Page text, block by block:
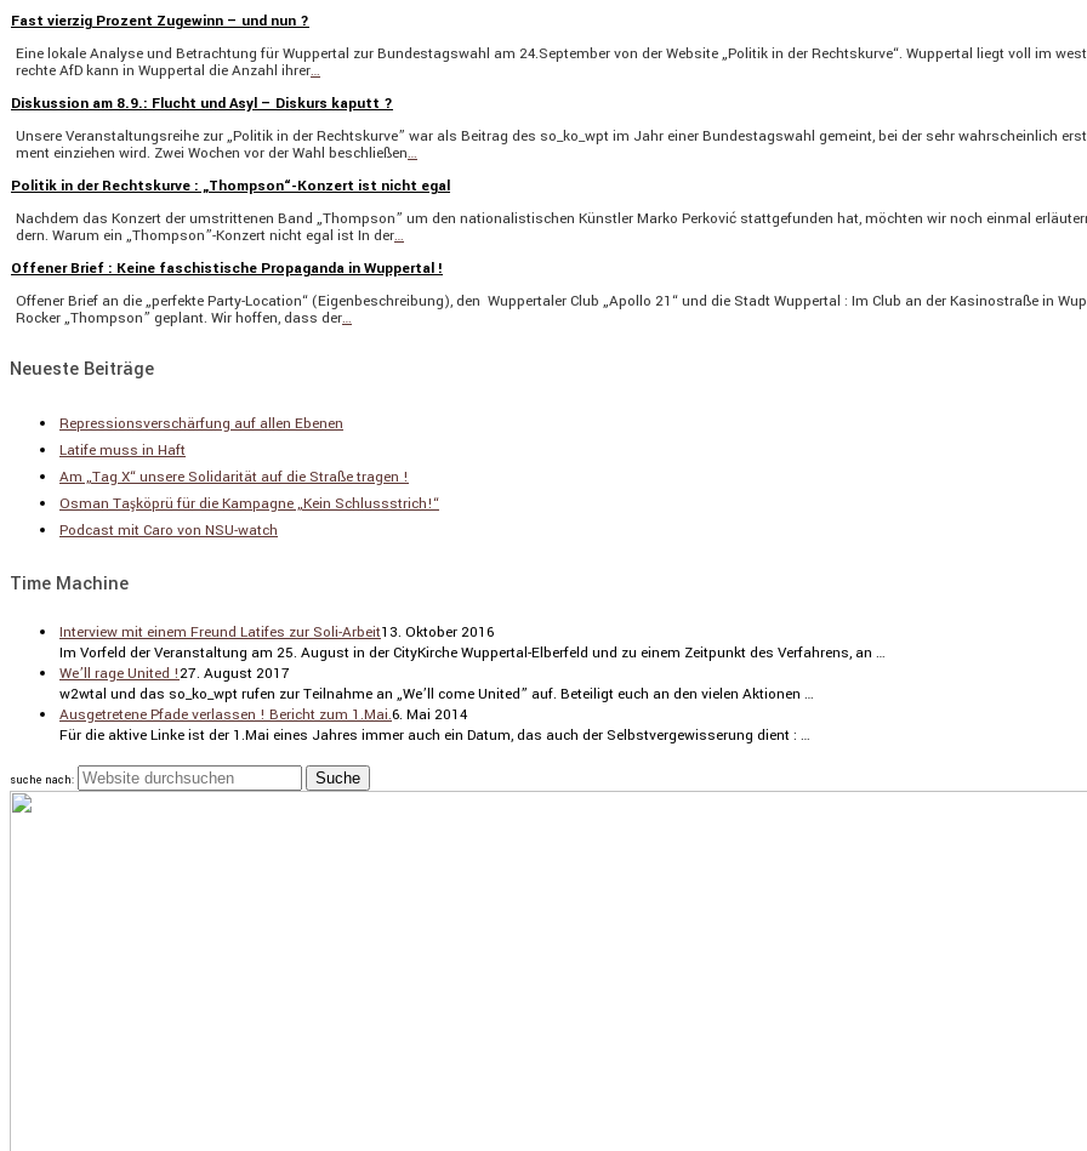
Fast vierzig Prozent Zugewinn – und nun ?
Eine lokale Analyse und Betrach­tung für Wuppertal zur Bundes­tags­wahl am 24.September von der Website „Politik in der Rechts­kurve“. Wuppertal liegt voll im
rechte AfD kann in Wuppertal die Anzahl ihrer…
Diskussion am 8.9.: Flucht und Asyl – Diskurs kaputt ?
Unsere Veran­stal­tungs­reihe zur „Politik in der Rechts­kurve” war als Beitrag des so_ko_wpt im Jahr einer Bundes­tags­wahl gemeint, bei der sehr wahrschein­lich
ment einziehen wird. Zwei Wochen vor der Wahl beschließen…
Politik in der Rechtskurve : „Thompson“-Konzert ist nicht egal
Nachdem das Konzert der umstrit­tenen Band „Thompson” um den natio­na­lis­ti­schen Künstler Marko Perković statt­ge­funden hat, möchten wir noch einmal
dern. Warum ein „Thompson”-Konzert nicht egal ist In der…
Offener Brief : Keine faschistische Propaganda in Wuppertal !
Offener Brief an die „perfekte Party-Location“ (Eigen­be­schrei­bung), den Wupper­taler Club „Apollo 21“ und die Stadt Wuppertal : Im Club an der Kasino­straße in
Rocker „Thompson” geplant. Wir hoffen, dass der…
Neueste Beiträge
Repressionsverschärfung auf allen Ebenen
Latife muss in Haft
Am „Tag X“ unsere Solidarität auf die Straße tragen !
Osman Taşköprü für die Kampagne „Kein Schlussstrich!“
Podcast mit Caro von NSU-watch
Time Machine
Interview mit einem Freund Latifes zur Soli-Arbeit13. Oktober 2016
Im Vorfeld der Veran­stal­tung am 25. August in der CityKirche Wuppertal-Elber­feld und zu einem Zeitpunkt des Verfah­rens, an …
We’ll rage United !27. August 2017
w2wtal und das so_ko_wpt rufen zur Teilnahme an „We’ll come United” auf. Betei­ligt euch an den vielen Aktionen …
Ausgetretene Pfade verlassen ! Bericht zum 1.Mai.6. Mai 2014
Für die aktive Linke ist der 1.Mai eines Jahres immer auch ein Datum, das auch der Selbst­ver­ge­wis­se­rung dient : …
suche nach: